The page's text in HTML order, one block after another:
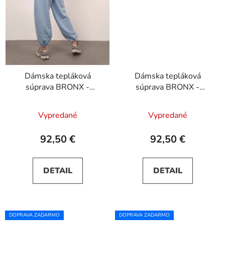
Dámska tepláková
súprava BRONX -
Vypredané
92,50 €
DETAIL
Dámska tepláková
súprava BRONX -
Vypredané
92,50 €
DETAIL
DOPRAVA ZADARMO DOPRAVA ZADARMO